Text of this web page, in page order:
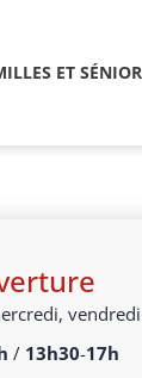
ET
/ 13h30-17h